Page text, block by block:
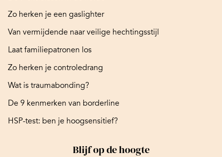
Zo herken je een gaslighter
Van vermijdende naar veilige hechtingsstijl
Laat familiepatronen los
Zo herken je controledrang
Wat is traumabonding?
De 9 kenmerken van borderline
HSP-test: ben je hoogsensitief?
Blijf op de hoogte